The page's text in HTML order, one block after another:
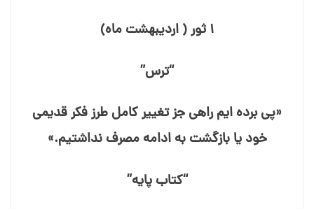
۱ ثور ( اردیبهشت ماه)
“ترس”
«پی برده⁯ ایم راهی جز تغییر کامل طرز فکر قدیمی
خود یا بازگشت به ادامه مصرف نداشتیم.»
“کتاب پایه”